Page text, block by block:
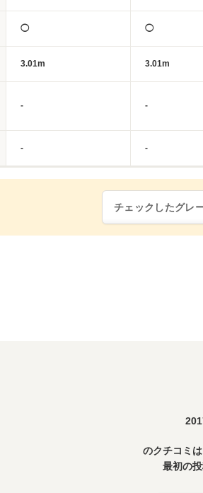
◯ ◯
3.01m 3.01m
- -
- -
チェックしたグレ
のクチコミ
最初の